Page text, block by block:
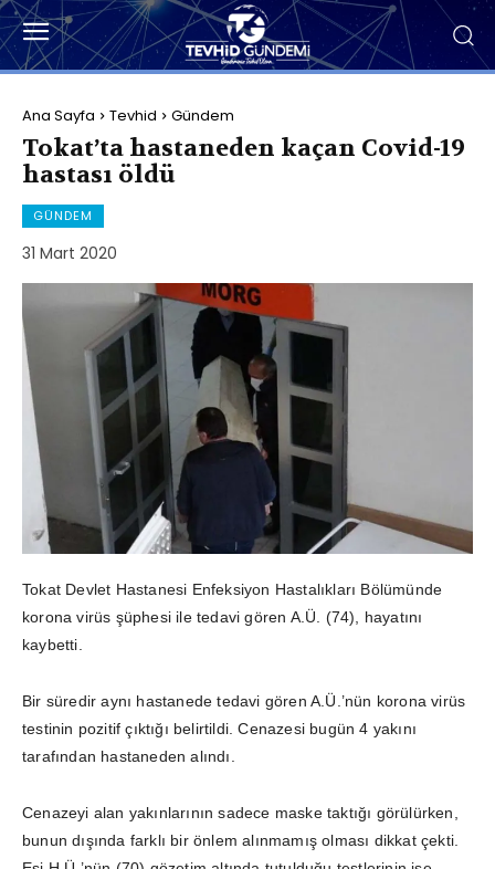
Ana Sayfa Tevhid Gündem
Tokat’ta hastaneden kaçan Covid-19
hastası öldü
GÜNDEM
31 Mart 2020
Tokat Devlet Hastanesi Enfeksiyon Hastalıkları Bölümünde
korona virüs şüphesi ile tedavi gören A.Ü. (74), hayatını
kaybetti.
Bir süredir aynı hastanede tedavi gören A.Ü.’nün korona virüs
testinin pozitif çıktığı belirtildi. Cenazesi bugün 4 yakını
tarafından hastaneden alındı.
Cenazeyi alan yakınlarının sadece maske taktığı görülürken,
bunun dışında farklı bir önlem alınmamış olması dikkat çekti.